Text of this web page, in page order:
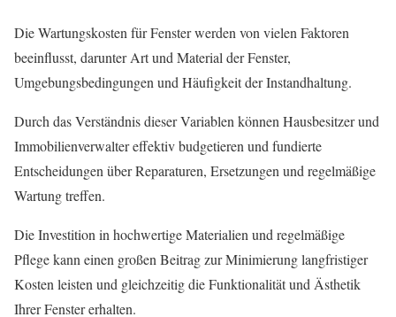
Die Wartungskosten für Fenster werden von vielen Faktoren
beeinflusst, darunter Art und Material der Fenster,
Umgebungsbedingungen und Häufigkeit der Instandhaltung.
Durch das Verständnis dieser Variablen können Hausbesitzer und
Immobilienverwalter effektiv budgetieren und fundierte
Entscheidungen über Reparaturen, Ersetzungen und regelmäßige
Wartung treffen.
Die Investition in hochwertige Materialien und regelmäßige
Pflege kann einen großen Beitrag zur Minimierung langfristiger
Kosten leisten und gleichzeitig die Funktionalität und Ästhetik
Ihrer Fenster erhalten.